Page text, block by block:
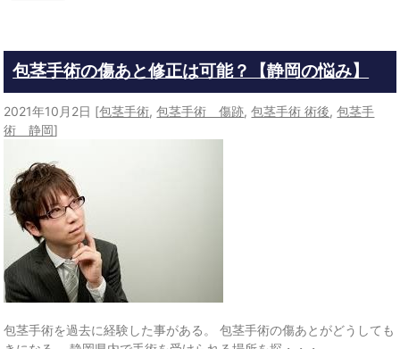
包茎手術の傷あと修正は可能？【静岡の悩み】
2021年10月2日 [包茎手術,包茎手術 傷跡,包茎手術 術後,包茎手
術 静岡]
包茎手術を過去に経験した事がある。 包茎手術の傷あとがどうしても